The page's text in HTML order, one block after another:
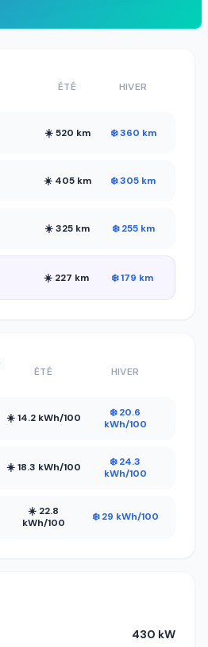
ÉTÉ HIVER
☀️ 520 km ❄️ 360 km
☀️ 405 km ❄️ 305 km
☀️ 325 km ❄️ 255 km
☀️ 227 km ❄️ 179 km
430 kW
ÉTÉ HIVER
☀️ 14.2 kWh/100
❄️ 20.6
kWh/100
☀️ 18.3 kWh/100
❄️ 24.3
kWh/100
☀️ 22.8
kWh/100
❄️ 29 kWh/100